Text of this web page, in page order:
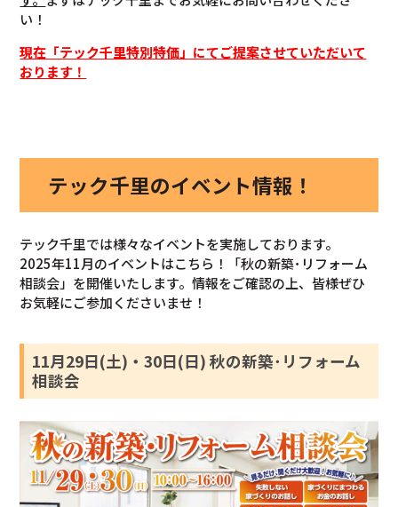
い！
現在「テック千里特別特価」にてご提案させていただいて
おります！
テック千里のイベント情報！
テック千里では様々なイベントを実施しております。
2025年11月のイベントはこちら！「秋の新築･リフォーム
相談会」を開催いたします。情報をご確認の上、皆様ぜひ
お気軽にご参加くださいませ！
11月29日(土)・30日(日) 秋の新築･リフォーム
相談会